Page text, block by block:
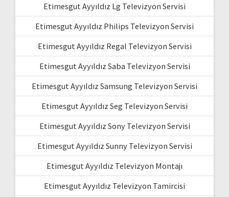
Etimesgut Ayyıldız Lg Televizyon Servisi
Etimesgut Ayyıldız Philips Televizyon Servisi
Etimesgut Ayyıldız Regal Televizyon Servisi
Etimesgut Ayyıldız Saba Televizyon Servisi
Etimesgut Ayyıldız Samsung Televizyon Servisi
Etimesgut Ayyıldız Seg Televizyon Servisi
Etimesgut Ayyıldız Sony Televizyon Servisi
Etimesgut Ayyıldız Sunny Televizyon Servisi
Etimesgut Ayyıldız Televizyon Montajı
Etimesgut Ayyıldız Televizyon Tamircisi